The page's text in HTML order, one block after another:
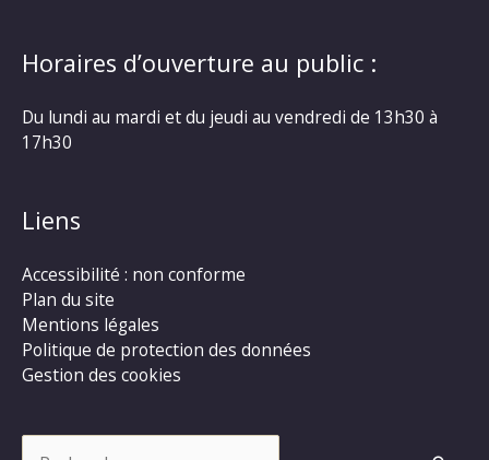
Horaires d’ouverture au public :
Du lundi au mardi et du jeudi au vendredi de 13h30 à
17h30
Liens
Accessibilité : non conforme
Plan du site
Mentions légales
Politique de protection des données
Gestion des cookies